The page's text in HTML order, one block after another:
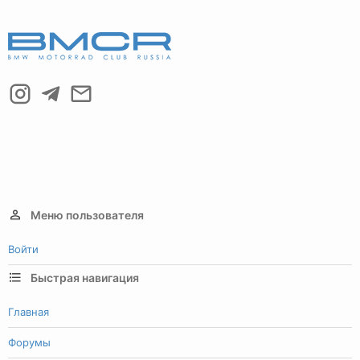
Меню пользователя
Войти
Быстрая навигация
Главная
Форумы